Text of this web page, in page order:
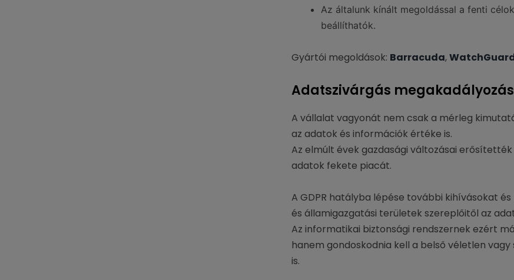
Az általunk kínált megoldással a fenti
beállíthatók.
Gyártói megoldások: Barracuda,
Adatszivárgás megakadályozás
A vállalat vagyonát nem csak a mérleg
az adatok és információk értéke is.
Az elmúlt évek gazdasági változásai
adatok fekete piacát.
A GDPR hatályba lépése további kihívásokat
és államigazgatási területek szereplőitől az
Az informatikai biztonsági rendszernek ezért
hanem gondoskodnia kell a belső véletlen
is.